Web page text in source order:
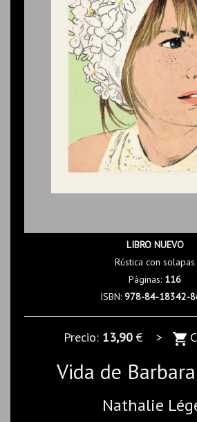
LIBRO NUEVO
Rústica con solapas
Páginas: 116
ISBN: 978-84-18342-
Precio: 13,90€ >
Vida de
Nathalie